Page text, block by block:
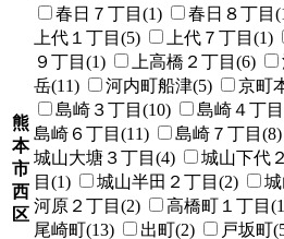
熊
本
市
西
区
春日７丁目(1)
春日８丁目
上代１丁目(5)
上代７丁目(1)
９丁目(1)
上高橋２丁目(6)
岳(11)
河内町船津(5) 京町
島崎３丁目(10)
島崎４丁
島崎６丁目(11)
島崎７丁目(8)
城山大塘３丁目(4)
城山下代
目(1)
城山半田２丁目(2)
河原２丁目(2)
高橋町１丁目
尾崎町(13)
出町(2) 戸坂町